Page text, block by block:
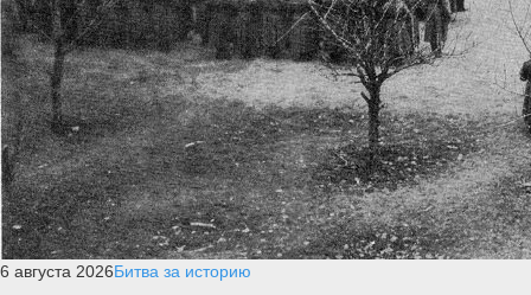
6 августа 2026Битва за историю